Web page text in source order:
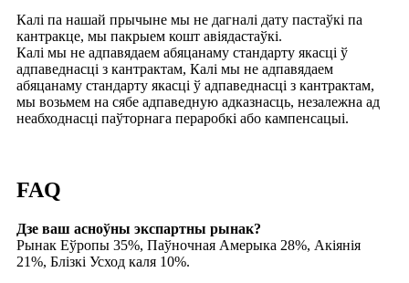
Калі па нашай прычыне мы не дагналі дату пастаўкі па
кантракце, мы пакрыем кошт авіядастаўкі.
Калі мы не адпавядаем абяцанаму стандарту якасці ў
адпаведнасці з кантрактам, Калі мы не адпавядаем
абяцанаму стандарту якасці ў адпаведнасці з кантрактам,
мы возьмем на сябе адпаведную адказнасць, незалежна ад
неабходнасці паўторнага пераробкі або кампенсацыі.
FAQ
Дзе ваш асноўны экспартны рынак?
Рынак Еўропы 35%, Паўночная Амерыка 28%, Акіянія
21%, Блізкі Усход каля 10%.